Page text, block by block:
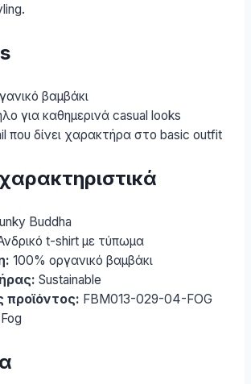
βαμβάκι
για καθημερινά casual looks
που δίνει χαρακτήρα στο basic outfit
Buddha
t-shirt με τύπωμα
100% οργανικό βαμβάκι
Sustainable
προϊόντος: FBM013-029-04-FOG
Fog